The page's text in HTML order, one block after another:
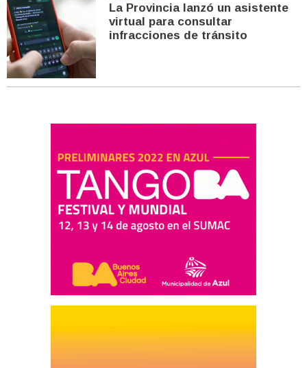
La Provincia lanzó un asistente
virtual para consultar
infracciones de tránsito